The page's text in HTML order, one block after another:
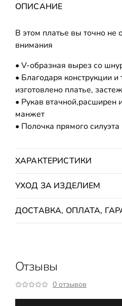
ОПИСАНИЕ
В этом платье вы точно не
внимания
• V-образная вырез со
• Благодаря конструкции и
изготовлено платье,
• Рукав втачной,расширен
манжет
• Полочка прямого силуэта
ХАРАКТЕРИСТИКИ
УХОД ЗА ИЗДЕЛИЕМ
ДОСТАВКА, ОПЛАТА,
Отзывы
0 отзывов